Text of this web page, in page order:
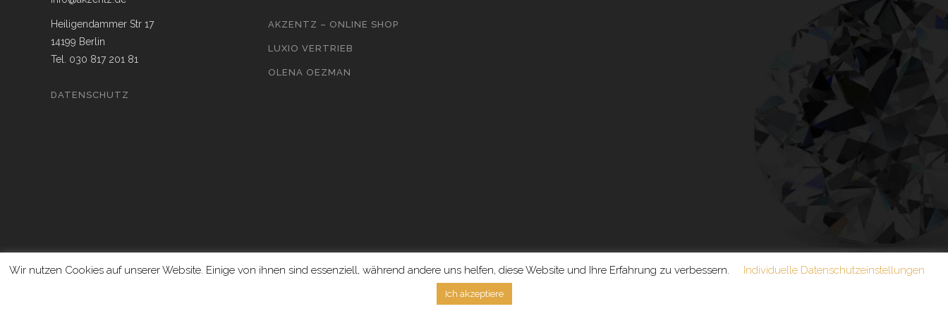
Heiligendammer Str 17
14199 Berlin
Tel. 030 817 201 81
DATENSCHUTZ
AKZENTZ – ONLINE SHOP
LUXIO VERTRIEB
OLENA OEZMAN
Wir nutzen Cookies auf unserer Website. Einige von ihnen sind essenziell, während andere uns helfen, diese Website und Ihre Erfahrung zu verbessern. Individuelle Datenschutzeinstellungen
Ich akzeptiere